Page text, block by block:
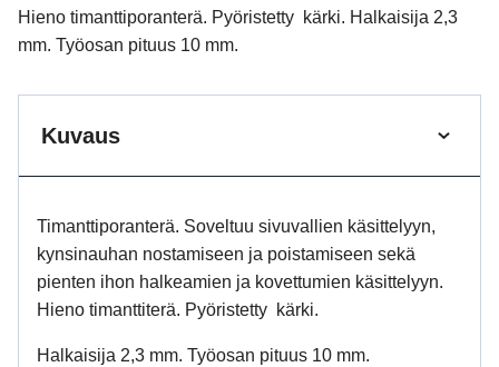
Hieno timanttiporanterä. Pyöristetty kärki. Halkaisija 2,3
mm. Työosan pituus 10 mm.
Kuvaus
Timanttiporanterä. Soveltuu sivuvallien käsittelyyn,
kynsinauhan nostamiseen ja poistamiseen sekä
pienten ihon halkeamien ja kovettumien käsittelyyn.
Hieno timanttiterä. Pyöristetty kärki.
Halkaisija 2,3 mm. Työosan pituus 10 mm.